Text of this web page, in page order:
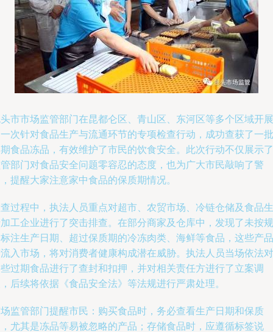
市市场监管部门在昆都仑区、青山区、东河区等多个区域开展
次针对食品生产与流通环节的专项检查行动，成功查获了一批
食品冻品，有效维护了市民的饮食安全。此次行动不仅展示了
部门对食品安全问题零容忍的态度，也为广大市民敲响了警
提醒大家注意家中食品的保质期情况。
过程中，执法人员重点对超市、农贸市场、冷链仓储及食品生
工企业进行了突击排查。在部分商家及仓库中，发现了未按规
注生产日期、超过保质期的冷冻肉类、海鲜等食品，这些产品
入市场，将对消费者健康构成潜在威胁。执法人员当场依法对
过期食品进行了查封和扣押，并对相关责任方进行了立案调
后续将依据《食品安全法》等法规进行严肃处理。
监管部门提醒市民：购买食品时，务必查看生产日期和保质
尤其是冻品等易被忽略的产品；存储食品时，应遵循标签说